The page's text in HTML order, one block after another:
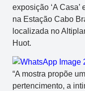
exposição ‘A
na Estação Cabo
localizada no
Huot.
“A mostra propõe
pertencimento, a